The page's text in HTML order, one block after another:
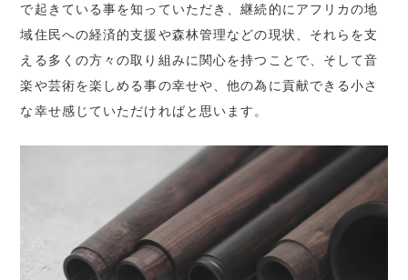
で起きている事を知っていただき、継続的にアフリカの地
域住民への経済的支援や森林管理などの現状、それらを支
える多くの方々の取り組みに関心を持つことで、そして音
楽や芸術を楽しめる事の幸せや、他の為に貢献できる小さ
な幸せ感じていただければと思います。